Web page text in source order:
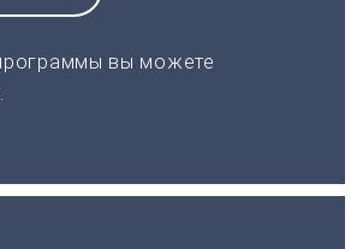
вы можете